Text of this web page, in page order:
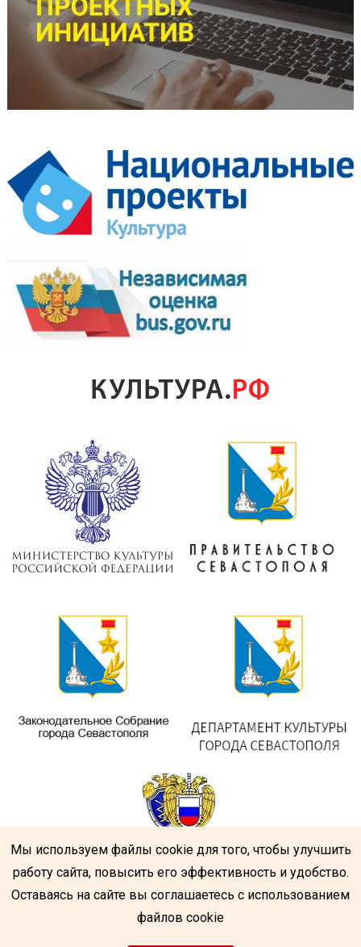
Мы используем файлы cookie для того, чтобы улучшить
работу сайта, повысить его эффективность и удобство.
Оставаясь на сайте вы соглашаетесь с использованием
файлов cookie